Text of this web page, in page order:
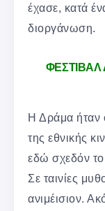
έχασε, κατά
διοργάνωση.
ΦΕΣΤΙΒΑΛ
Η Δράμα ήταν
της εθνικής
εδώ σχεδόν
Σε ταινίες
ανιμέισιον.